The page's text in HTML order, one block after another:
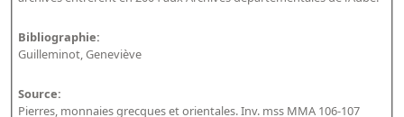
Organigrammes de la bibliothèque
Rapports d'activité de la Bibliothèque
Répertoire
Bibliographie:
Guilleminot, Geneviève
Source:
Pierres, monnaies grecques et orientales. Inv. mss MMA 106-107